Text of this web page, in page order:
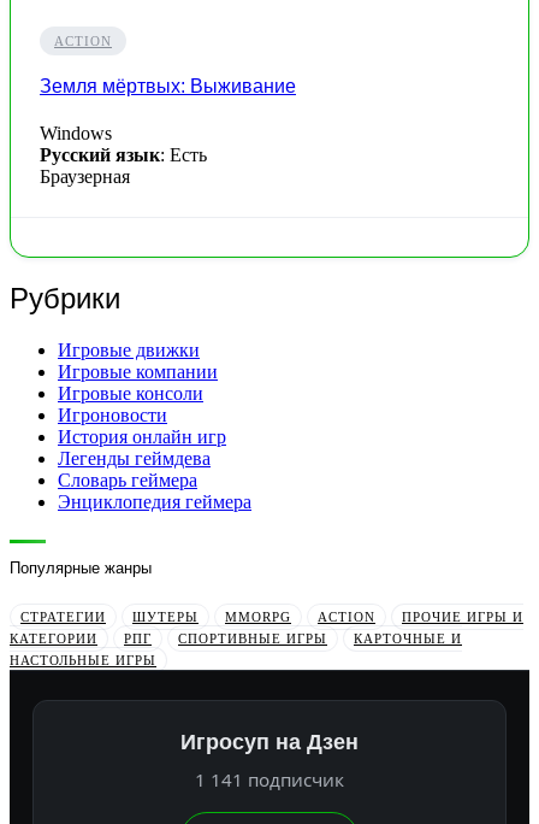
ACTION
Земля мёртвых: Выживание
Windows
Русский язык: Есть
Браузерная
Рубрики
Игровые движки
Игровые компании
Игровые консоли
Игроновости
История онлайн игр
Легенды геймдева
Словарь геймера
Энциклопедия геймера
Популярные жанры
СТРАТЕГИИ ШУТЕРЫ MMORPG ACTION
ПРОЧИЕ ИГРЫ И
КАТЕГОРИИ
РПГ СПОРТИВНЫЕ ИГРЫ
КАРТОЧНЫЕ И
НАСТОЛЬНЫЕ ИГРЫ
Игросуп на Дзен
1 141 подписчик